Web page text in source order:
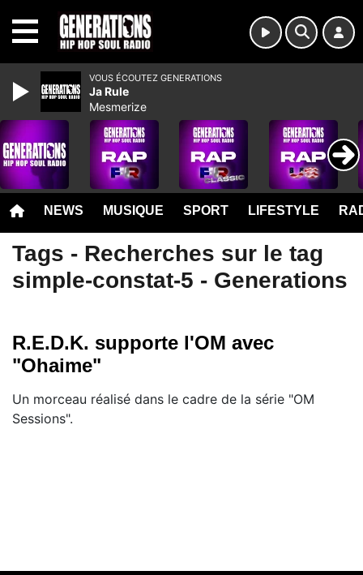
NEWS MUSIQUE SPORT LIFESTYLE
Tags - Recherches sur le tag
simple-constat-5 - Generations
R.E.D.K. supporte l'OM avec
"Ohaime"
Un morceau réalisé dans le cadre de la série "OM
Sessions".
VOUS ÉCOUTEZ GENERATIONS
Ja Rule
Mesmerize